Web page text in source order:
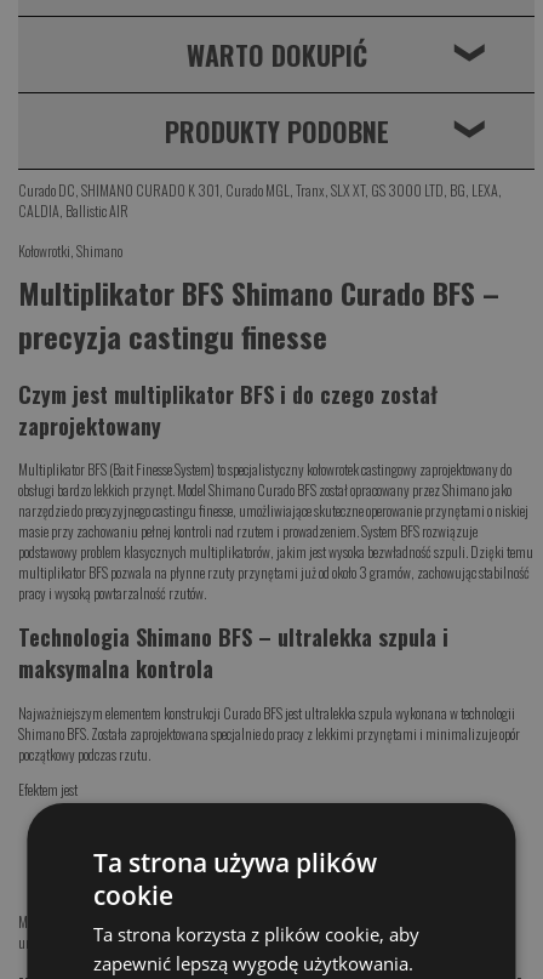
WARTO DOKUPIĆ ❮
PRODUKTY PODOBNE ❮
Curado DC ,SHIMANO CURADO K 301 Curado MGL ,Tranx ,SLX XT, GS 3000 LTD BG LEXA
CALDIA Ballistic AIR
Kołowrotki ,Shimano
Multiplikator BFS Shimano Curado BFS –
precyzja castingu finesse
Czym jest multiplikator BFS i do czego został
zaprojektowany
Multiplikator BFS (Bait Finesse System) to specjalistyczny kołowrotek castingowy zaprojektowany do
obsługi bardzo lekkich przynęt. ModelShimano Curado BFSzostał opracowany przez Shimano jako
narzędzie do precyzyjnego castingu finesse, umożliwiające skuteczne operowanie przynętami o niskiej
masie przy zachowaniu pełnej kontroli nad rzutem i prowadzeniem. System BFS rozwiązuje
podstawowy problem klasycznych multiplikatorów, jakim jest wysoka bezwładność szpuli. Dzięki temu
multiplikator BFS pozwala na płynne rzuty przynętami już od około 3 gramów, zachowując stabilność
pracy i wysoką powtarzalność rzutów.
Technologia Shimano BFS – ultralekka szpula i
maksymalna kontrola
Najważniejszym elementem konstrukcji Curado BFS jest ultralekka szpula wykonana w technologii
Shimano BFS. Została zaprojektowana specjalnie do pracy z lekkimi przynętami i minimalizuje opór
początkowy podczas rzutu.
Efektem jest
pełna kontrola pracy przynęty
ograniczenie ryzyka splątań
Multiplikator BFS Shimano Curado BFS wykorzystuje również system hamulca SVS Infinity, który
umożliwia precyzyjne dopasowanie charakterystyki pracy do masy przynęty i warunków łowienia.
Ta strona używa plików
cookie
Ta strona korzysta z plików cookie, aby
zapewnić lepszą wygodę użytkowania.